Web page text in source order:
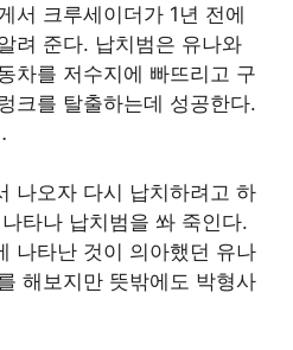
서 크루세이더가 1년 전에
려 준다. 납치범은 유나와
차를 저수지에 빠뜨리고 구
크를 탈출하는데 성공한다.
나오자 다시 납치하려고 하
타나 납치범을 쏴 죽인다.
나타난 것이 의아했던 유나
해보지만 뜻밖에도 박형사